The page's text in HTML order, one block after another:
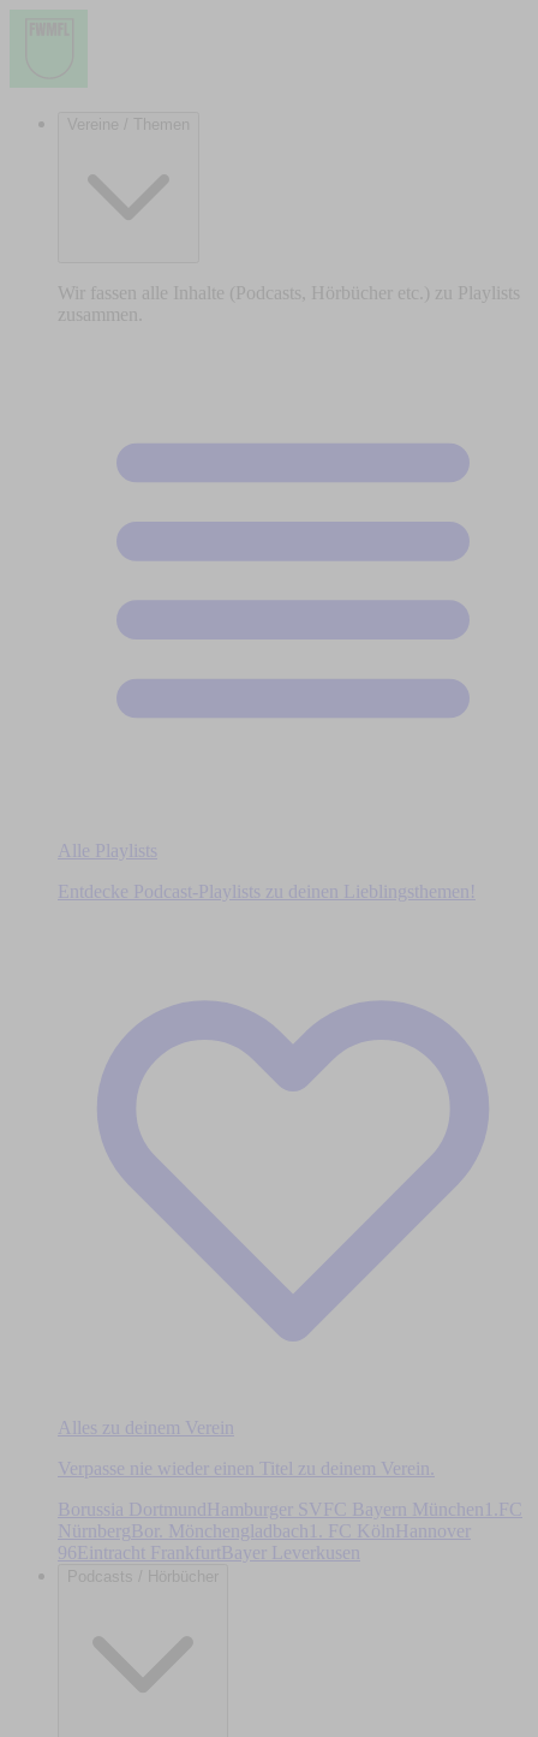
Vereine / Themen
Wir fassen alle Inhalte (Podcasts, Hörbücher etc.) zu Playlists
zusammen.
Alle Playlists
Entdecke Podcast-Playlists zu deinen Lieblingsthemen!
Alles zu deinem Verein
Verpasse nie wieder einen Titel zu deinem Verein.
Borussia DortmundHamburger SV FC Bayern München
1.FC
Nürnberg Bor. Mönchengladbach 1. FC Köln
Hannover
96Eintracht Frankfurt Bayer Leverkusen
Podcasts / Hörbücher